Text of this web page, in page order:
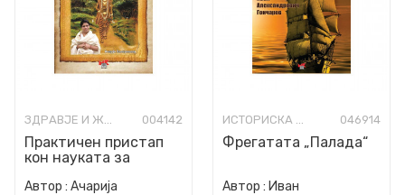
ЗДРАВЈЕ И ЖИВОТ 004142
Практичен пристап
кон науката за
водич за здрав начин
Автор : Ачарија
ИСТОРИСКА ФИКЦИЈА 046914
Фрегатата „Палада“
Автор : Иван